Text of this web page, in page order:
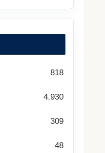
818
4,930
309
48